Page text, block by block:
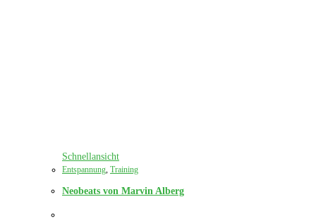
Schnellansicht
Entspannung, Training
Neobeats von Marvin Alberg